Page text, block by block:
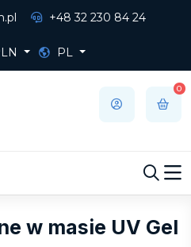
+48 32 230 84 24
PL
0
w masie UV Gel